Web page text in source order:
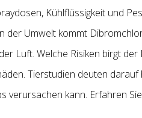
Kühlflüssigkeit und
der Umwelt kommt
Luft. Welche Risiken birgt
Tierstudien deuten darauf
verursachen kann. Erfahren Sie